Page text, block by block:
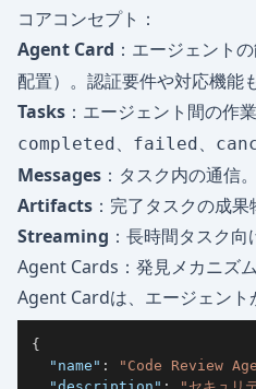
コアコンセプト：
Agent Card ：エージェント
配置）。認証要件や対応機能
Tasks ：エージェント間の作
completed、 failed、
Messages ：タスク内の通信
Artifacts ：完了タスクの成果
Streaming ：長時間タスク
Agent Cards：発見メカニズム
Agent Cardは、エージェント
{
"name" : "Code Review
"description" :
"セキュリ